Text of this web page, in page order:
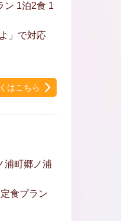
ン 1泊2食 1
」で対応
はこちら
浦町郷ノ浦
食プラン